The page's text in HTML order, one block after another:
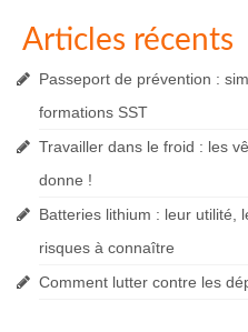
Articles récents
Passeport de prévention :
formations SST
Travailler dans le froid : les
donne !
Batteries lithium : leur utilité,
risques à connaître
Comment lutter contre les